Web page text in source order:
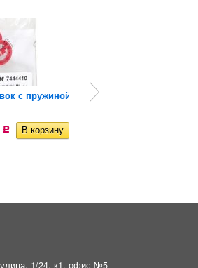
с пружиной
Р
Ротор для
1/24, к1, офис №5